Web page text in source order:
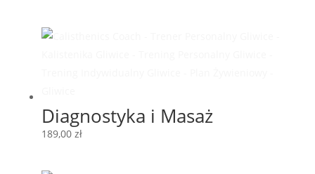
Diagnostyka i Masaż
189,00 zł